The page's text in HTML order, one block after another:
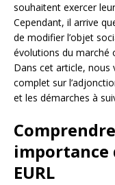
souhaitent exercer
Cependant, il arrive
de modifier l’objet
évolutions du marché
Dans cet article, nous
complet sur
et les démarches à
importance
EURL